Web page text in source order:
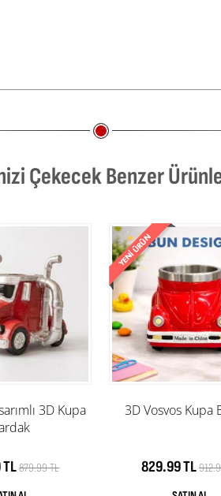
Çekecek Benzer
3D Kupa
TL879.99 TL
3D Vosvos Kupa
829.99 TL